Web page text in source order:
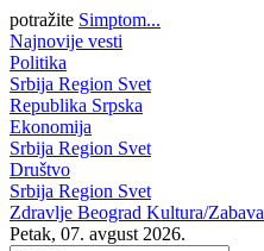
potražite Simptom...
Najnovije vesti
Politika
Srbija Region Svet
Republika Srpska
Ekonomija
Srbija Region Svet
Društvo
Srbija Region Svet
Zdravlje Beograd Kultura/Zabava
Petak, 07. avgust 2026.